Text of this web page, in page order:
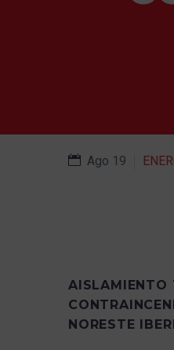
Ago 19
AISLAMIENTO
NORESTE